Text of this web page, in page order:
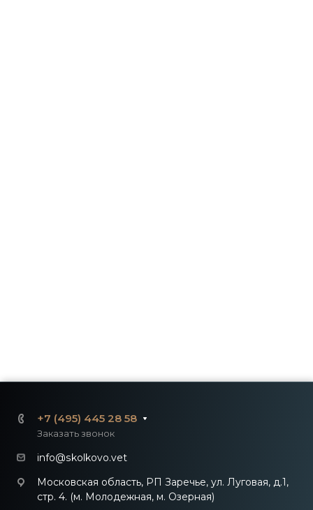
+7 (495) 445 28 58
Заказать звонок
info@skolkovo.vet
Московская область, РП Заречье, ул. Луговая, д.1,
стр. 4. (м. Молодежная, м. Озерная)